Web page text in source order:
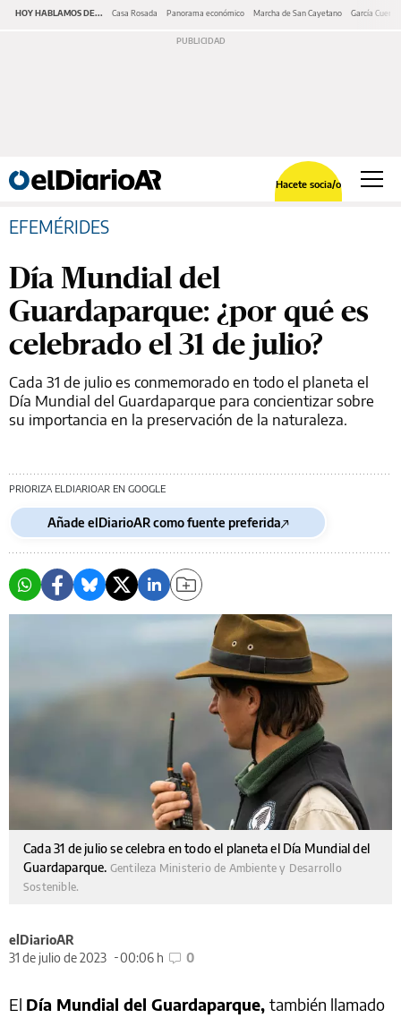
HOY HABLAMOS DE... Casa Rosada Panorama económico Marcha de San Cayetano García Cuerva
Hacete socia/o
EFEMÉRIDES
Día Mundial del
Guardaparque: ¿por qué es
celebrado el 31 de julio?
Cada 31 de julio es conmemorado en todo el planeta el
Día Mundial del Guardaparque para concientizar sobre
su importancia en la preservación de la naturaleza.
PRIORIZA ELDIARIOAR EN GOOGLE
Añade elDiarioAR como fuente preferida
Cada 31 de julio se celebra en todo el planeta el Día Mundial del
Guardaparque. Gentileza Ministerio de Ambiente y Desarrollo
Sostenible.
elDiarioAR
31 de julio de 2023
00:06 h 0
El Día Mundial del Guardaparque, también llamado